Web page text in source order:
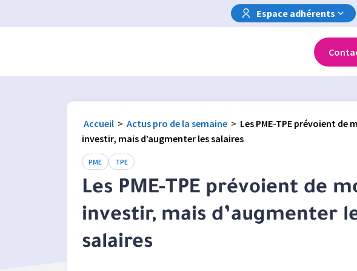
Espace adhérents
Accueil > Actus pro de la semaine > Les PME-TPE prévoient de
investir, mais d’augmenter les salaires
PME TPE
Les PME-TPE prévoient de
investir, mais d’augmenter
salaires